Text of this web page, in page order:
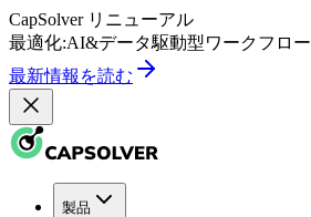
CapSolver リニューアル
最適化:AI&データ駆動型ワークフロー
最新情報を読む
製品